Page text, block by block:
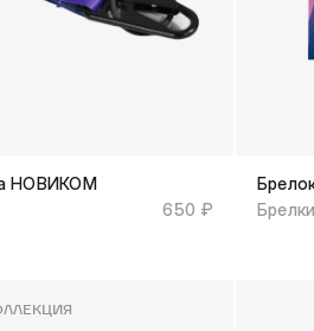
НОВИКОМ
650 ₽
Брелки